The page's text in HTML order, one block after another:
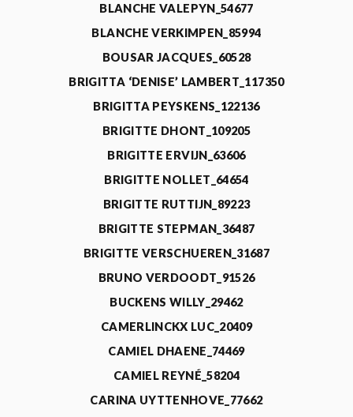
BLANCHE VALEPYN_54677
BLANCHE VERKIMPEN_85994
BOUSAR JACQUES_60528
BRIGITTA ‘DENISE’ LAMBERT_117350
BRIGITTA PEYSKENS_122136
BRIGITTE DHONT_109205
BRIGITTE ERVIJN_63606
BRIGITTE NOLLET_64654
BRIGITTE RUTTIJN_89223
BRIGITTE STEPMAN_36487
BRIGITTE VERSCHUEREN_31687
BRUNO VERDOODT_91526
BUCKENS WILLY_29462
CAMERLINCKX LUC_20409
CAMIEL DHAENE_74469
CAMIEL REYNÉ_58204
CARINA UYTTENHOVE_77662